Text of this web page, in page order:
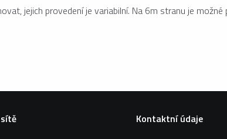
jejich provedení je variabilní. Na 6m stranu je
Kontaktní údaje